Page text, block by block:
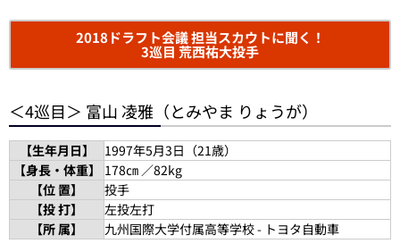
2018ドラフト会議 担当スカウトに聞く！
3巡目 荒西祐大投手
＜4巡目＞ 富山 凌雅（とみやま りょうが）
【生年月日】
1997年5月3日（21歳）
【身長・体重】
178㎝ ／82kg
【位 置】
投手
【投 打】
左投左打
【所 属】
九州国際大学付属高等学校 - トヨタ自動車